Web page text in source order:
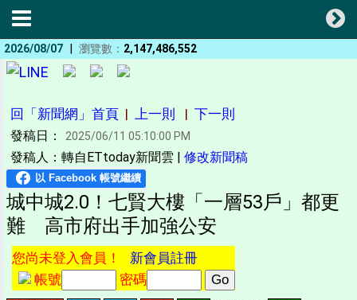
2026/08/07 | 瀏覽數： 2,147,486,552
回「新聞網」首頁 | 上一則 | 下一則
發稿日： 2025/06/11 05:10:00 PM
發稿人：轉自ETtoday新聞雲 | 修改新聞稿
城中城2.0！七賢大樓「一層53戶」都更
難 高市府出手加強公安
您尚未登入會員！ 新會員註冊
帳號
密碼